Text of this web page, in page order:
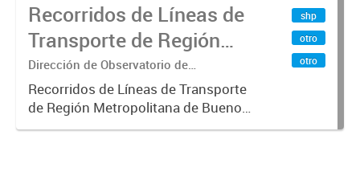
Recorridos de Líneas de
Transporte de Región
Metropolitana de
Buenos Aires (RMBA)
Dirección de Observatorio de
Transporte, Estudio y Sistemas
Recorridos de Líneas de Transporte
de Región Metropolitana de Buenos
Aires (RMBA).-
shp
otro
otro